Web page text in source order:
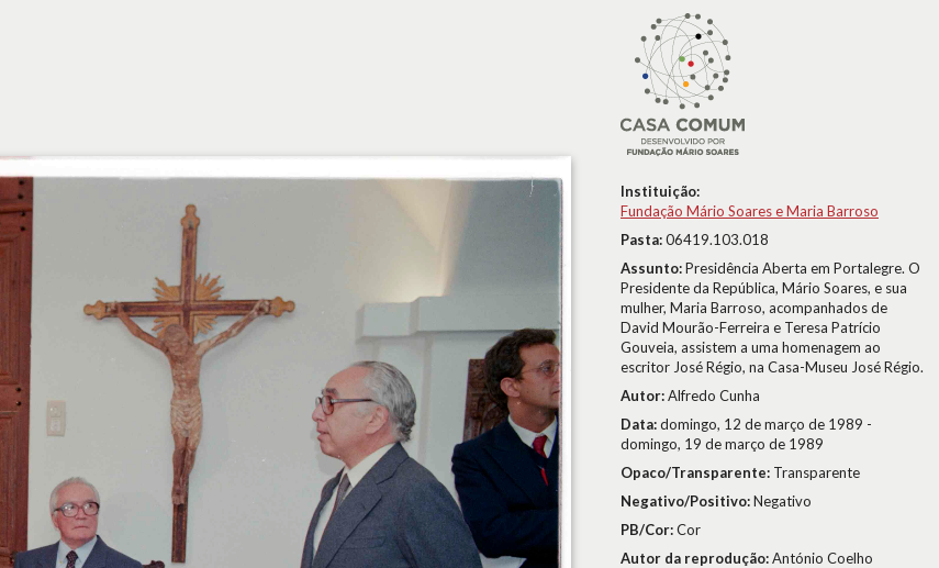
Instituição:
Fundação Mário Soares e Maria Barroso
Pasta:06419.103.018
Assunto:Presidência Aberta em Portalegre. O
Presidente da República, Mário Soares, e sua
mulher, Maria Barroso, acompanhados de
David Mourão-Ferreira e Teresa Patrício
Gouveia, assistem a uma homenagem ao
escritor José Régio, na Casa-Museu José Régio.
Autor:Alfredo Cunha
Data:domingo, 12 de março de 1989 -
domingo, 19 de março de 1989
Opaco/Transparente: Transparente
Negativo/Positivo:Negativo
PB/Cor:Cor
Autor da reprodução:António Coelho